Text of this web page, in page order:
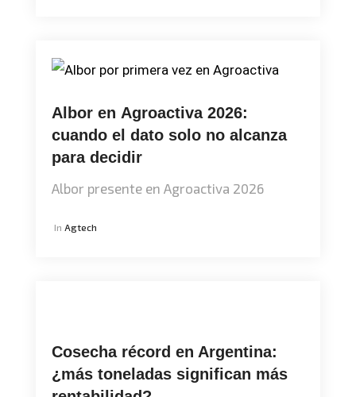
Albor en Agroactiva 2026:
cuando el dato solo no alcanza
para decidir
Albor presente en Agroactiva 2026
In Agtech
Cosecha récord en Argentina:
¿más toneladas significan más